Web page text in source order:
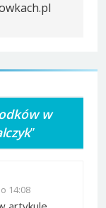
w
”
14:08